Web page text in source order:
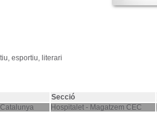
esportiu, literari
Secció
Hospitalet - Magatzem CEC